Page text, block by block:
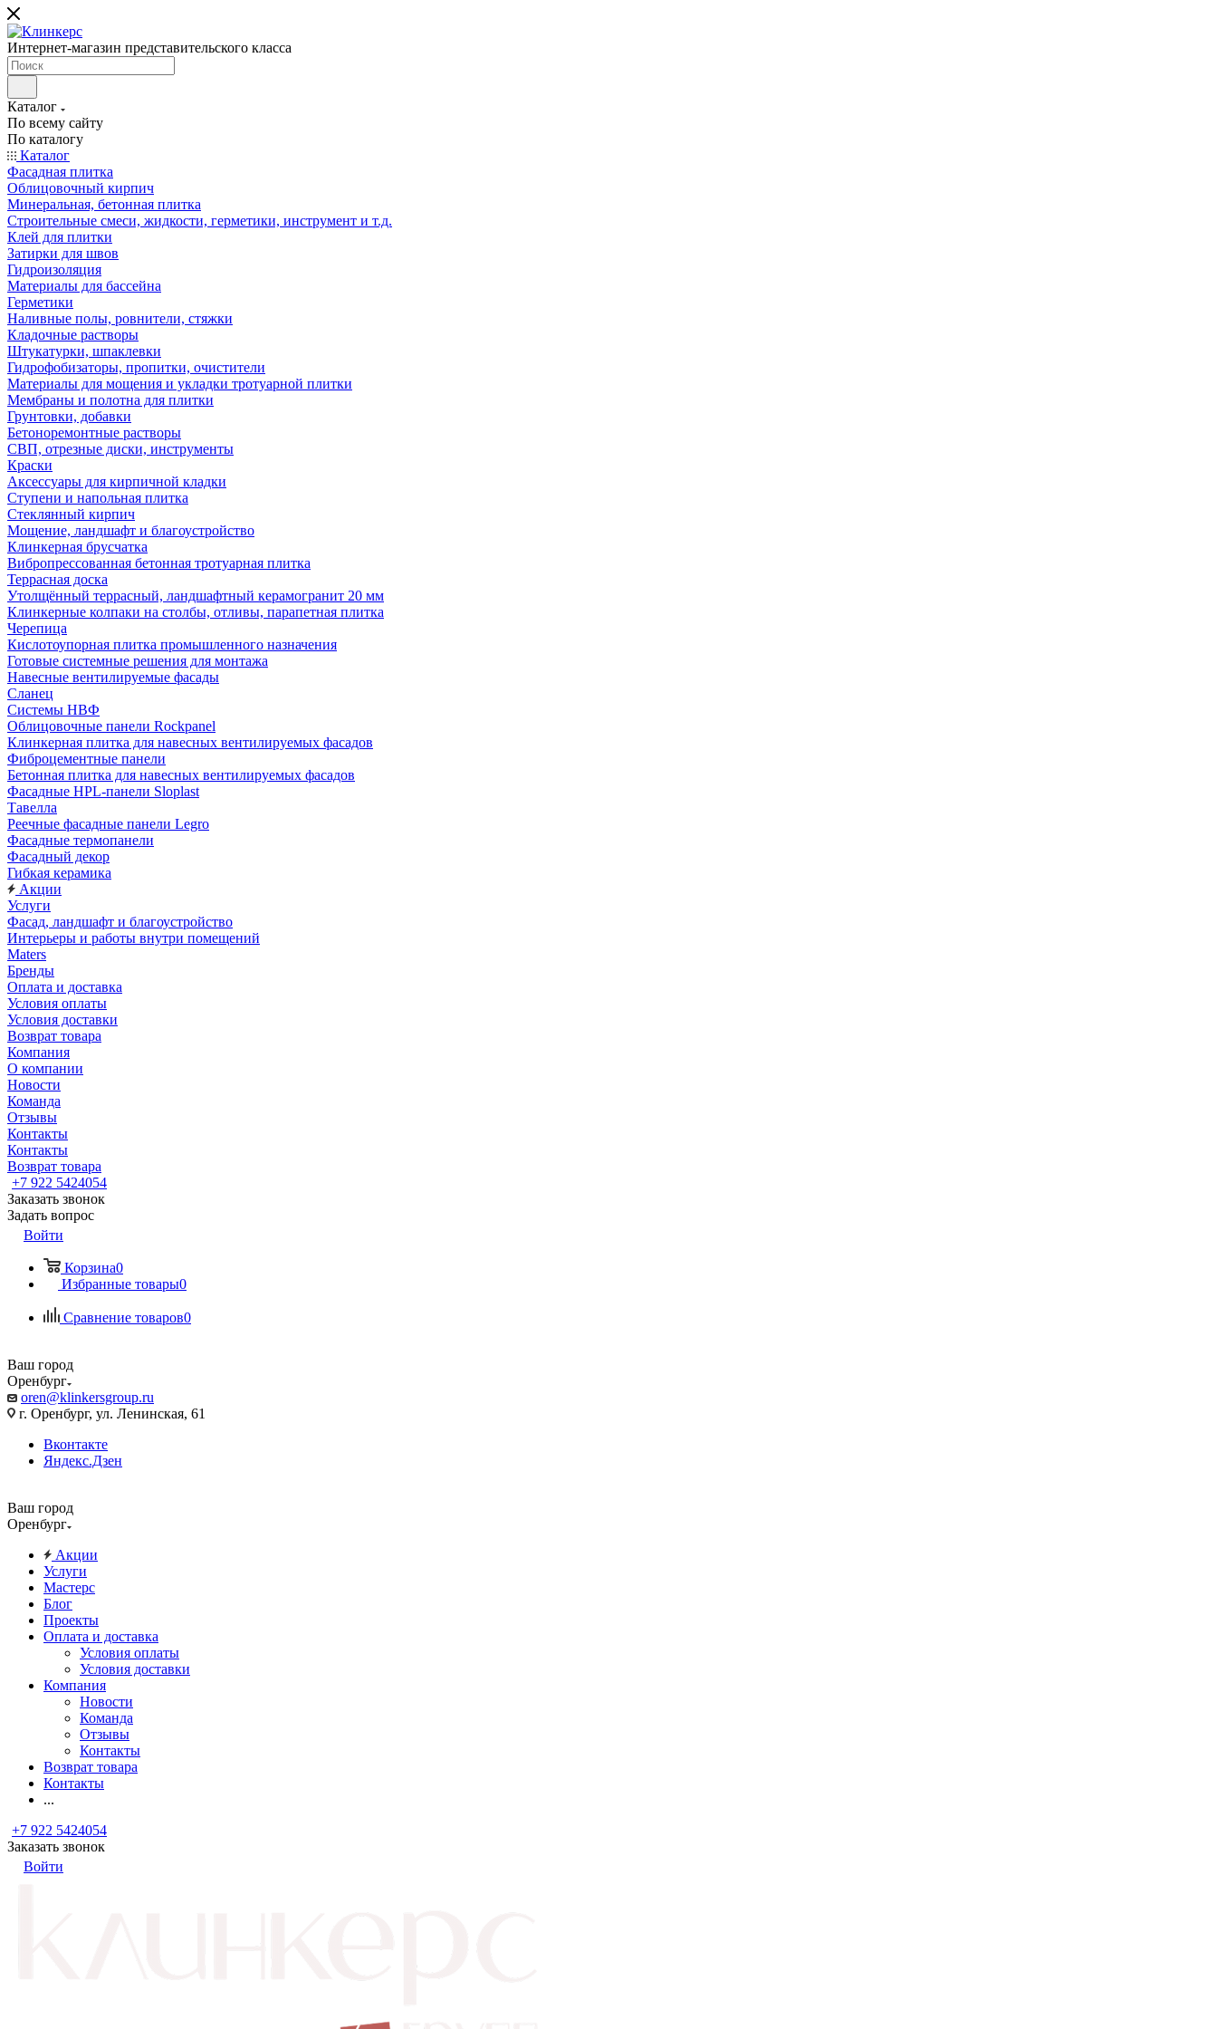
Интернет-магазин представительского класса
Каталог
По всему сайту
По каталогу
Каталог
Фасадная плитка
Облицовочный кирпич
Минеральная, бетонная плитка
Строительные смеси, жидкости, герметики, инструмент и т.д.
Клей для плитки
Затирки для швов
Гидроизоляция
Материалы для бассейна
Герметики
Наливные полы, ровнители, стяжки
Кладочные растворы
Штукатурки, шпаклевки
Гидрофобизаторы, пропитки, очистители
Материалы для мощения и укладки тротуарной плитки
Мембраны и полотна для плитки
Грунтовки, добавки
Бетоноремонтные растворы
СВП, отрезные диски, инструменты
Краски
Аксессуары для кирпичной кладки
Ступени и напольная плитка
Cтеклянный кирпич
Мощение, ландшафт и благоустройство
Клинкерная брусчатка
Вибропрессованная бетонная тротуарная плитка
Террасная доска
Утолщённый террасный, ландшафтный керамогранит 20 мм
Клинкерные колпаки на столбы, отливы, парапетная плитка
Черепица
Кислотоупорная плитка промышленного назначения
Готовые системные решения для монтажа
Навесные вентилируемые фасады
Сланец
Системы НВФ
Облицовочные панели Rockpanel
Клинкерная плитка для навесных вентилируемых фасадов
Фиброцементные панели
Бетонная плитка для навесных вентилируемых фасадов
Фасадные HPL-панели Sloplast
Тавелла
Реечные фасадные панели Legro
Фасадные термопанели
Фасадный декор
Гибкая керамика
Акции
Услуги
Фасад, ландшафт и благоустройство
Интерьеры и работы внутри помещений
Maters
Бренды
Оплата и доставка
Условия оплаты
Условия доставки
Возврат товара
Компания
О компании
Новости
Команда
Отзывы
Контакты
Контакты
Возврат товара
+7 922 5424054
Заказать звонок
Задать вопрос
Войти
Корзина0
Избранные товары0
Сравнение товаров0
Ваш город
Оренбург
oren@klinkersgroup.ru
г. Оренбург, ул. Ленинская, 61
Вконтакте
Яндекс.Дзен
Ваш город
Оренбург
Акции
Услуги
Мастерс
Блог
Проекты
Оплата и доставка
Условия оплаты
Условия доставки
Компания
Новости
Команда
Отзывы
Контакты
Возврат товара
Контакты
...
+7 922 5424054
Заказать звонок
Войти